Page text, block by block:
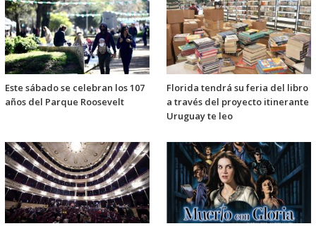
Este sábado se celebran los 107
años del Parque Roosevelt
Florida tendrá su feria del libro
a través del proyecto itinerante
Uruguay te leo